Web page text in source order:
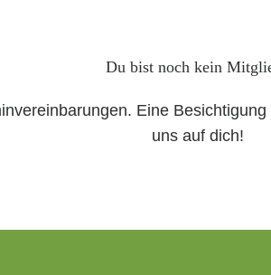
Du bist noch kein
Eine
uns auf dich!